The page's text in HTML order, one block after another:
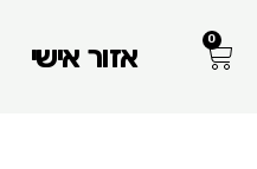
0עגלת
קניותאזור אישי